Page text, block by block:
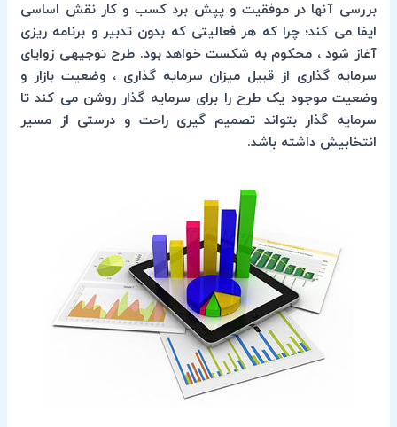
بررسی آنها در موفقیت و پپش برد کسب و کار نقش اساسی
ایفا می کند؛ چرا که هر فعالیتی که بدون تدبیر و برنامه ریزی
آغاز شود ، محکوم به شکست خواهد بود. طرح توجیهی زوایای
سرمایه گذاری از قبیل میزان سرمایه گذاری ، وضعیت بازار و
وضعیت موجود یک طرح را برای سرمایه گذار روشن می کند تا
سرمایه گذار بتواند تصمیم گیری راحت و درستی از مسیر
انتخابیش داشته باشد.